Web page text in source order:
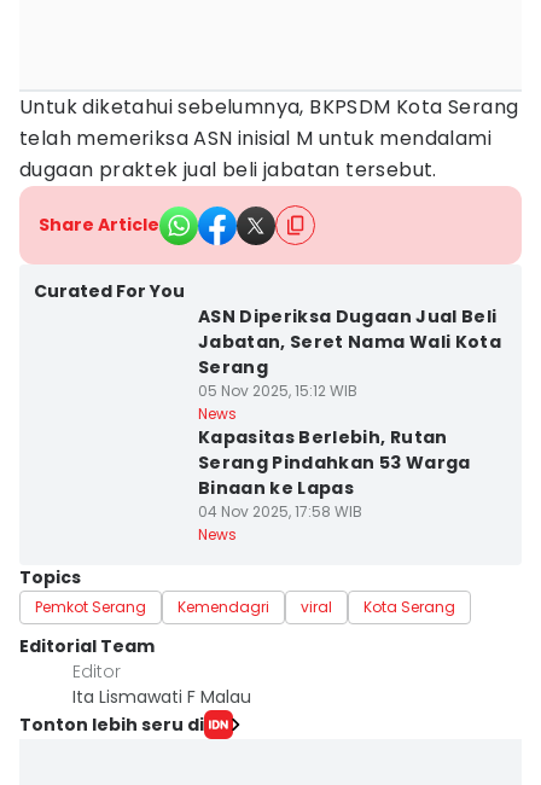
Untuk diketahui sebelumnya, BKPSDM Kota Serang
telah memeriksa ASN inisial M untuk mendalami
dugaan praktek jual beli jabatan tersebut.
Share Article
Curated For You
ASN Diperiksa Dugaan Jual Beli
Jabatan, Seret Nama Wali Kota
Serang
05 Nov 2025, 15:12 WIB
News
Kapasitas Berlebih, Rutan
Serang Pindahkan 53 Warga
Binaan ke Lapas
04 Nov 2025, 17:58 WIB
News
Topics
Pemkot Serang Kemendagri viral Kota Serang
Editorial Team
Editor
Ita Lismawati F Malau
Tonton lebih seru di